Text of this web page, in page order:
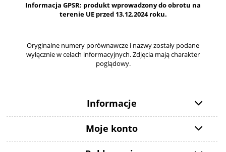
Informacja GPSR: produkt wprowadzony do obrotu na
terenie UE przed 13.12.2024 roku.
Oryginalne numery porównawcze i nazwy zostały podane
wyłącznie w celach informacyjnych. Zdjęcia mają charakter
poglądowy.
Informacje
Moje konto